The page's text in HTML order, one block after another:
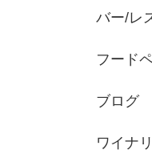
バー/レ
フード
ブログ
ワイナ